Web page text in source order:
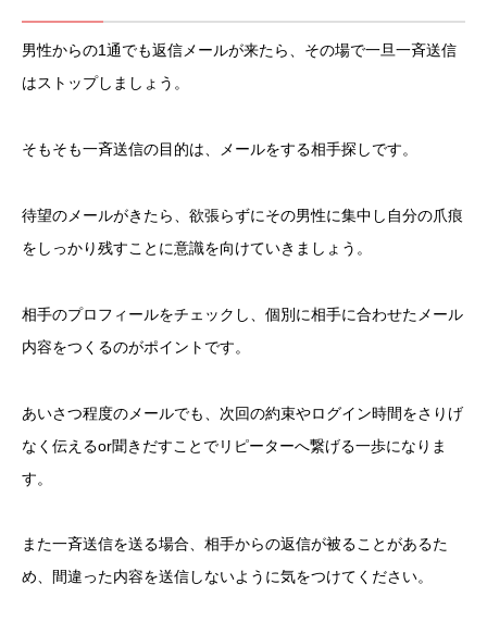
男性からの1通でも返信メールが来たら、その場で一旦一斉送信
はストップしましょう。
そもそも一斉送信の目的は、メールをする相手探しです。
待望のメールがきたら、欲張らずにその男性に集中し自分の爪痕
をしっかり残すことに意識を向けていきましょう。
相手のプロフィールをチェックし、個別に相手に合わせたメール
内容をつくるのがポイントです。
あいさつ程度のメールでも、次回の約束やログイン時間をさりげ
なく伝えるor聞きだすことでリピーターへ繋げる一歩になりま
す。
また一斉送信を送る場合、相手からの返信が被ることがあるた
め、間違った内容を送信しないように気をつけてください。